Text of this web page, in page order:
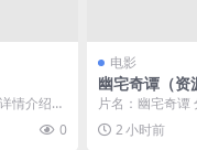
情介绍
供高清
0
电影
幽宅奇谭（资
片名：幽宅奇谭
绍 《幽宅奇谭》
供高清网盘下载...
2 小时前